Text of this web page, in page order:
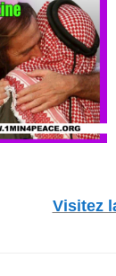
Visitez